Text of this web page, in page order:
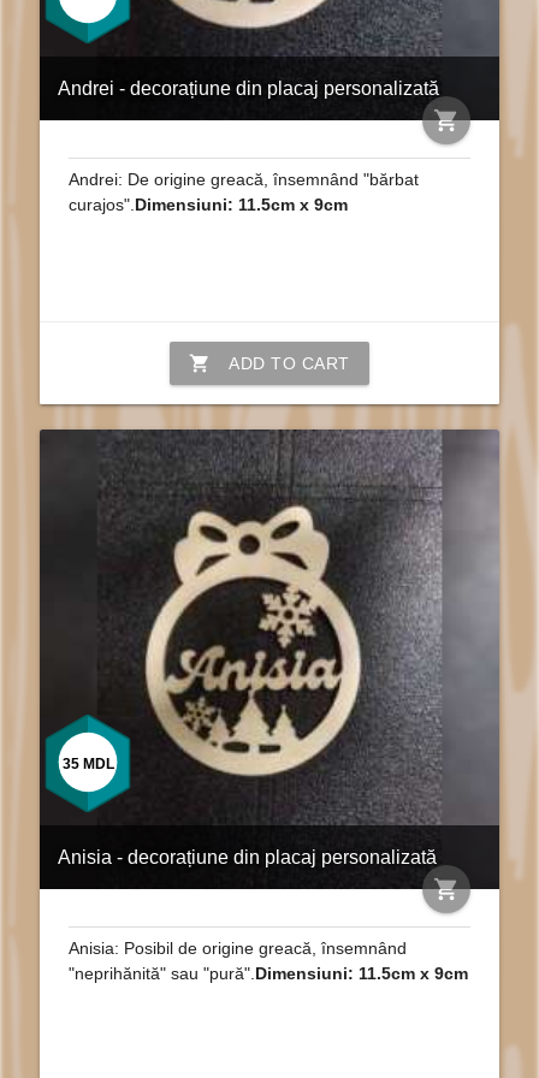
Andrei - decorațiune din placaj personalizată
shopping_cart
Andrei: De origine greacă, însemnând "bărbat
curajos". Dimensiuni: 11.5cm x 9cm
shopping_cart ADD TO CART
Anisia - decorațiune din placaj personalizată
shopping_cart
35 MDL
Anisia: Posibil de origine greacă, însemnând
"neprihănită" sau "pură".Dimensiuni: 11.5cm x 9cm